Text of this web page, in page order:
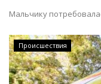
Мальчику
Происшествия